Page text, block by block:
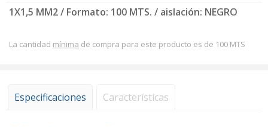
1X1,5 MM2 / Formato: 100 MTS. / aislación: NEGRO
La cantidad mínima de compra para este producto es de 100 MTS
Especificaciones Características